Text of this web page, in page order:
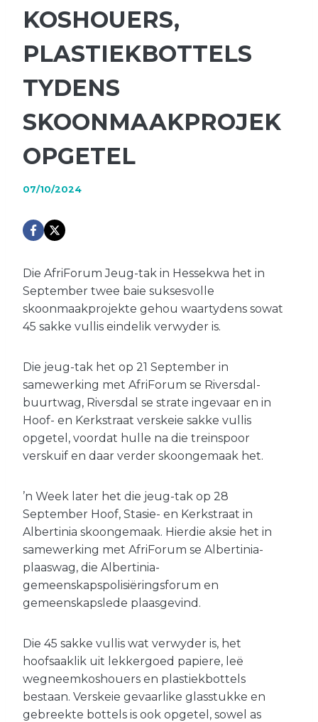
KOSHOUERS,
PLASTIEKBOTTELS
TYDENS
SKOONMAAKPROJEK
OPGETEL
07/10/2024
Die AfriForum Jeug-tak in Hessekwa het in
September twee baie suksesvolle
skoonmaakprojekte gehou waartydens sowat
45 sakke vullis eindelik verwyder is.
Die jeug-tak het op 21 September in
samewerking met AfriForum se Riversdal-
buurtwag, Riversdal se strate ingevaar en in
Hoof- en Kerkstraat verskeie sakke vullis
opgetel, voordat hulle na die treinspoor
verskuif en daar verder skoongemaak het.
’n Week later het die jeug-tak op 28
September Hoof, Stasie- en Kerkstraat in
Albertinia skoongemaak. Hierdie aksie het in
samewerking met AfriForum se Albertinia-
plaaswag, die Albertinia-
gemeenskapspolisiëringsforum en
gemeenskapslede plaasgevind.
Die 45 sakke vullis wat verwyder is, het
hoofsaaklik uit lekkergoed papiere, leë
wegneemkoshouers en plastiekbottels
bestaan. Verskeie gevaarlike glasstukke en
gebreekte bottels is ook opgetel, sowel as